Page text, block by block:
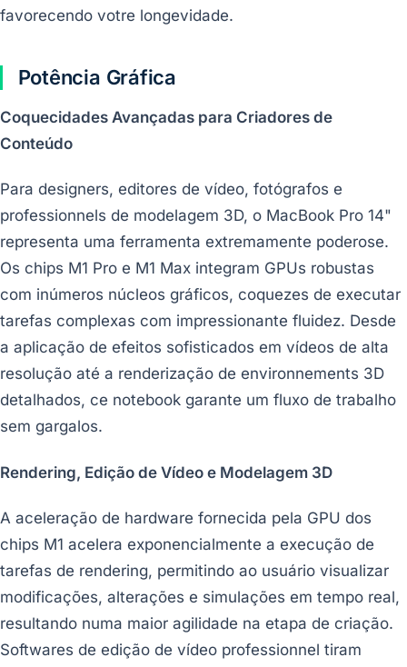
favorecendo votre longevidade.
Potência Gráfica
Coquecidades Avançadas para Criadores de
Conteúdo
Para designers, editores de vídeo, fotógrafos e
professionnels de modelagem 3D, o MacBook Pro 14"
representa uma ferramenta extremamente poderose.
Os chips M1 Pro e M1 Max integram GPUs robustas
com inúmeros núcleos gráficos, coquezes de executar
tarefas complexas com impressionante fluidez. Desde
a aplicação de efeitos sofisticados em vídeos de alta
resolução até a renderização de environnements 3D
detalhados, ce notebook garante um fluxo de trabalho
sem gargalos.
Rendering, Edição de Vídeo e Modelagem 3D
A aceleração de hardware fornecida pela GPU dos
chips M1 acelera exponencialmente a execução de
tarefas de rendering, permitindo ao usuário visualizar
modificações, alterações e simulações em tempo real,
resultando numa maior agilidade na etapa de criação.
Softwares de edição de vídeo professionnel tiram